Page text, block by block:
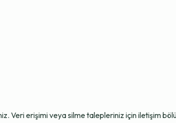
Veri erişimi veya silme talepleriniz için iletişim